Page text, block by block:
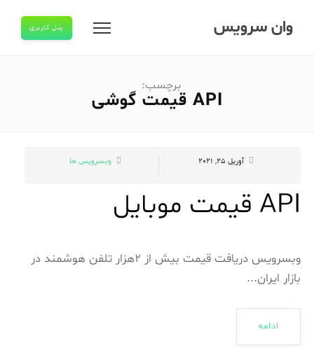
وان سرویس پنل کاربری
برچسب:
API قیمت گوشی
آوریل 25, 2021 وبسرویس ها
API قیمت موبایل
وبسرویس دریافت قیمت بیش از 2هزار تلفن هوشمند در
بازار ایران...
ادامه